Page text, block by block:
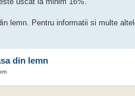
lemn. Pentru informatii si multe
din lemn